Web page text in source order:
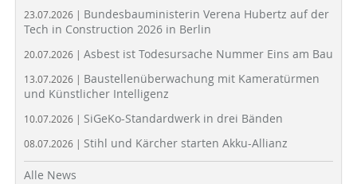
23.07.2026 | Bundesbauministerin Verena Hubertz auf der
Tech in Construction 2026 in Berlin
20.07.2026 | Asbest ist Todesursache Nummer Eins am Bau
13.07.2026 | Baustellenüberwachung mit Kameratürmen
und Künstlicher Intelligenz
10.07.2026 | SiGeKo-Standardwerk in drei Bänden
08.07.2026 | Stihl und Kärcher starten Akku-Allianz
Alle News